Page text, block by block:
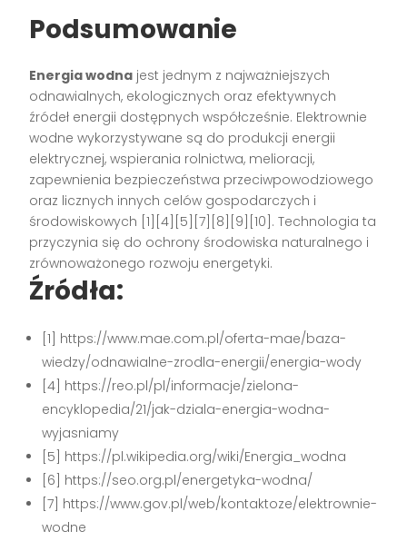
Podsumowanie
Energia wodna jest jednym z najważniejszych
odnawialnych, ekologicznych oraz efektywnych
źródeł energii dostępnych współcześnie. Elektrownie
wodne wykorzystywane są do produkcji energii
elektrycznej, wspierania rolnictwa, melioracji,
zapewnienia bezpieczeństwa przeciwpowodziowego
oraz licznych innych celów gospodarczych i
środowiskowych [1][4][5][7][8][9][10] . Technologia ta
przyczynia się do ochrony środowiska naturalnego i
zrównoważonego rozwoju energetyki.
Źródła:
[1] https://www.mae.com.pl/oferta-mae/baza-
wiedzy/odnawialne-zrodla-energii/energia-wody
[4] https://reo.pl/pl/informacje/zielona-
encyklopedia/21/jak-dziala-energia-wodna-
wyjasniamy
[5] https://pl.wikipedia.org/wiki/Energia_wodna
[6] https://seo.org.pl/energetyka-wodna/
[7] https://www.gov.pl/web/kontaktoze/elektrownie-
wodne